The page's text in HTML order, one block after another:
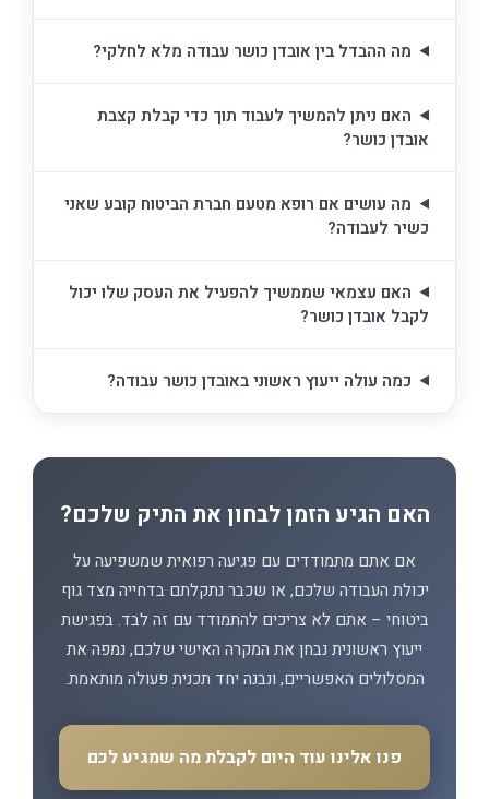
מה ההבדל בין אובדן כושר עבודה מלא לחלקי?
האם ניתן להמשיך לעבוד תוך כדי קבלת קצבת
אובדן כושר?
מה עושים אם רופא מטעם חברת הביטוח קובע שאני
כשיר לעבודה?
האם עצמאי שממשיך להפעיל את העסק שלו יכול
לקבל אובדן כושר?
כמה עולה ייעוץ ראשוני באובדן כושר עבודה?
האם הגיע הזמן לבחון את התיק שלכם?
אם אתם מתמודדים עם פגיעה רפואית שמשפיעה על
יכולת העבודה שלכם, או שכבר נתקלתם בדחייה מצד גוף
ביטוחי – אתם לא צריכים להתמודד עם זה לבד. בפגישת
ייעוץ ראשונית נבחן את המקרה האישי שלכם, נמפה את
המסלולים האפשריים, ונבנה יחד תכנית פעולה מותאמת.
פנו אלינו עוד היום לקבלת מה שמגיע לכם